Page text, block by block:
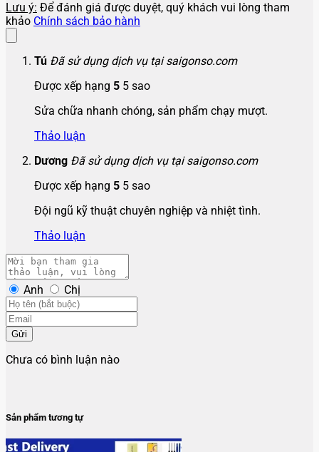
Lưu ý: Để đánh giá được duyệt, quý khách vui lòng tham
khảo Chính sách bảo hành
Tú Đã sử dụng dịch vụ tại saigonso.com
Được xếp hạng 5 5 sao
Sửa chữa nhanh chóng, sản phẩm chạy mượt.
Thảo luận
Dương Đã sử dụng dịch vụ tại saigonso.com
Được xếp hạng 5 5 sao
Đội ngũ kỹ thuật chuyên nghiệp và nhiệt tình.
Thảo luận
Anh Chị
Gửi
Chưa có bình luận nào
Sản phẩm tương tự